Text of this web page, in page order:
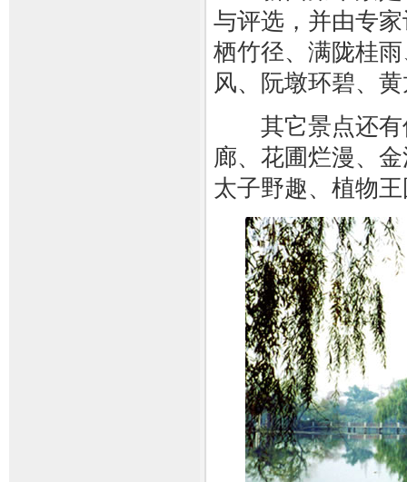
与评选，并由专
栖竹径、满陇桂
风、阮墩环碧、
其它景点还有
廊、花圃烂漫、
太子野趣、植物